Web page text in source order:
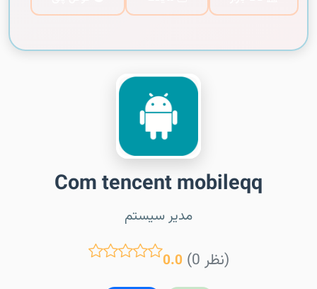
Com tencent mobileqq
مدیر سیستم
0.0 (0 نظر)